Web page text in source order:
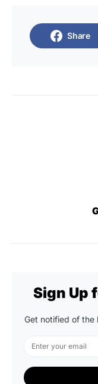
Share
Sign Up
Get notified of the